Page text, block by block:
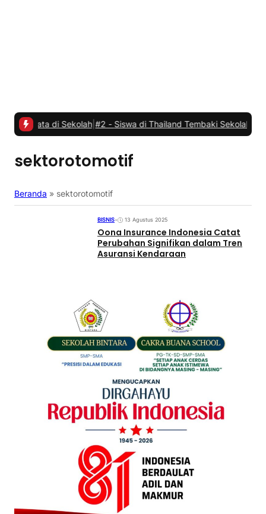
di Sekolah|#2 -Siswa di Thailand Tembaki Sekolahnya, Tujuh
sektorotomotif
Beranda » sektorotomotif
BISNIS• 13 Agustus 2025
Oona Insurance Indonesia Catat
Perubahan Signifikan dalam Tren
Asuransi Kendaraan